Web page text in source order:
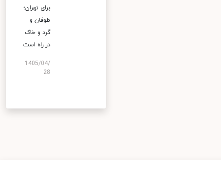
برای تهران؛
طوفان و
گرد و خاک
در راه است
1405/04/
28